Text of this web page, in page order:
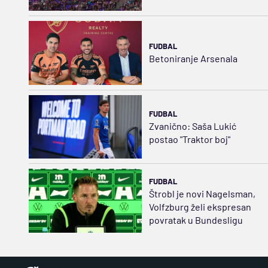
FUDBAL
Betoniranje Arsenala
FUDBAL
Zvanično: Saša Lukić
postao "Traktor boj"
FUDBAL
Štrobl je novi Nagelsman,
Volfzburg želi ekspresan
povratak u Bundesligu